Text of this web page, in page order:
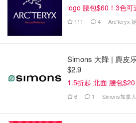
logo 腰包$60！3色可
111 4 Arc'teryx
Simons 大降 | 麂皮
$2.9
1.5折起 北面 腰包$20
6 1 Simons加拿